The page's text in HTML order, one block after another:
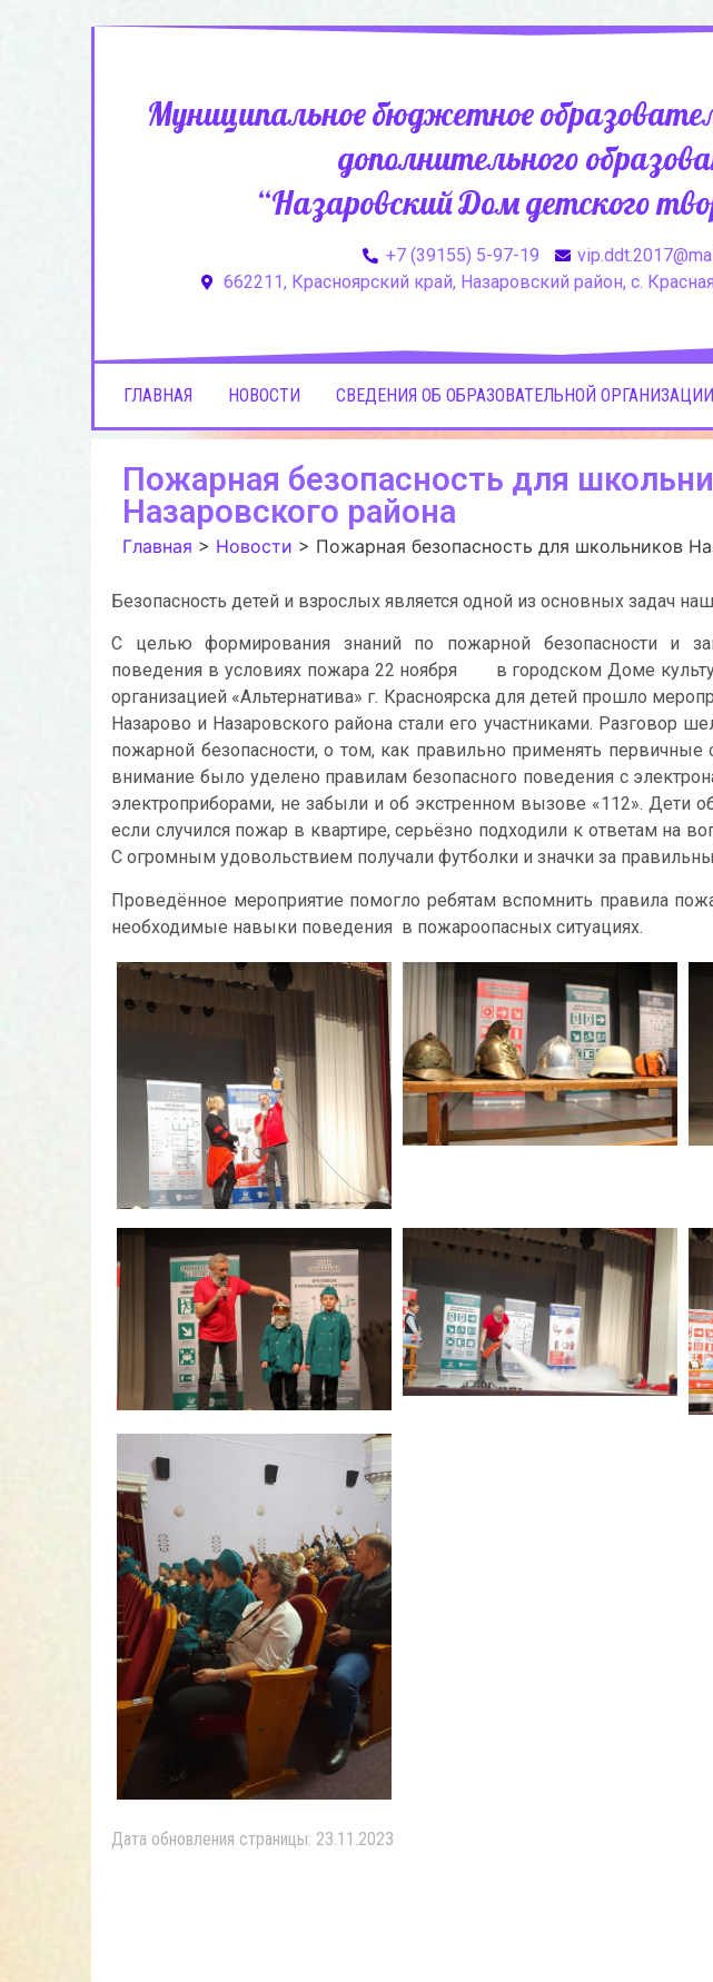
Муниципальное бюджетное
дополнительного
“Назаровский Дом детского
+7 (39155) 5-97-19
662211, Красноярский край, Назаровский район, с.
ГЛАВНАЯ НОВОСТИ СВЕДЕНИЯ ОБ ОБРАЗОВАТЕЛЬНОЙ ОРГАНИЗАЦИИ
Пожарная безопасность для
Назаровского района
Главная > Новости > Пожарная безопасность для школьников
Безопасность детей и взрослых является одной из основных задач
С целью формирования знаний по пожарной безопасности и
поведения в условиях пожара 22 ноября в городском Доме
организацией «Альтернатива» г. Красноярска для детей прошло
Назарово и Назаровского района стали его участниками. Разговор
пожарной безопасности, о том, как правильно применять
внимание было уделено правилам безопасного поведения с
электроприборами, не забыли и об экстренном вызове «112». Дети
если случился пожар в квартире, серьёзно подходили к ответам на
С огромным удовольствием получали футболки и значки за
Проведённое мероприятие помогло ребятам вспомнить правила
необходимые навыки поведения в пожароопасных ситуациях.
Дата обновления страницы: 23.11.2023